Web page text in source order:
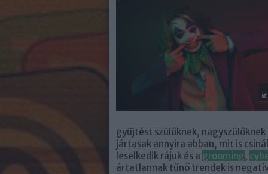
gyűjtést szülőknek,
jártasak annyira abban, mit is
leselkedik rájuk és a grooming,
ártatlannak tűnő trendek is